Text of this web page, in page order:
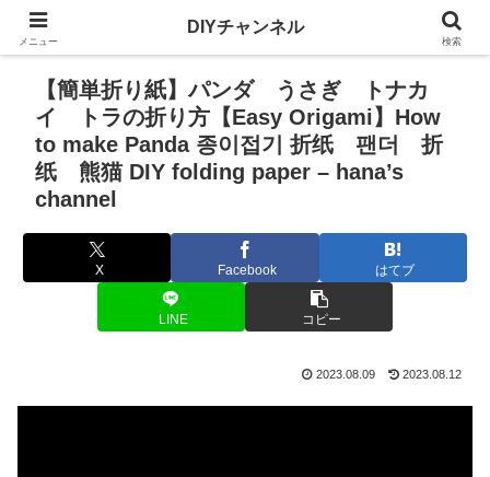
【簡単折り紙】パンダ うさぎ トナカ
イ トラの折り方【Easy Origami】How
to make Panda 종이접기 折纸 팬더 折
纸 熊猫 DIY folding paper – hana’s
channel
X Facebook はてブ
LINE コピー
2023.08.09 2023.08.12
メニュー
DIYチャンネル
検索